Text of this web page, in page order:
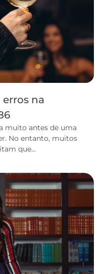
erros na
muito antes de uma
No entanto, muitos
que...